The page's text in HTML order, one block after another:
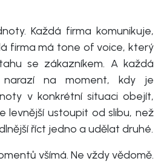
Každá firma komunikuje,
firma má tone of voice, který
se zákazníkem. A každá
na moment, kdy je
v konkrétní situaci obejít,
levnější ustoupit od slibu, než
říct jedno a udělat druhé.
všímá. Ne vždy vědomě.